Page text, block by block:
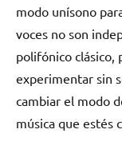
modo unísono
voces no son
polifónico clásico,
experimentar sin
cambiar el modo
música que estés